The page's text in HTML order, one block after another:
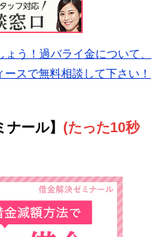
う！過バライ金について、
スで無料相談して下さい！
ール】 (たった10秒